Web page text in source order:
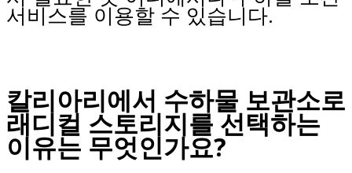
서비스를 이용할 수 있습니다.
칼리아리에서 수하물 보관소로
래디컬 스토리지를 선택하는
이유는 무엇인가요?